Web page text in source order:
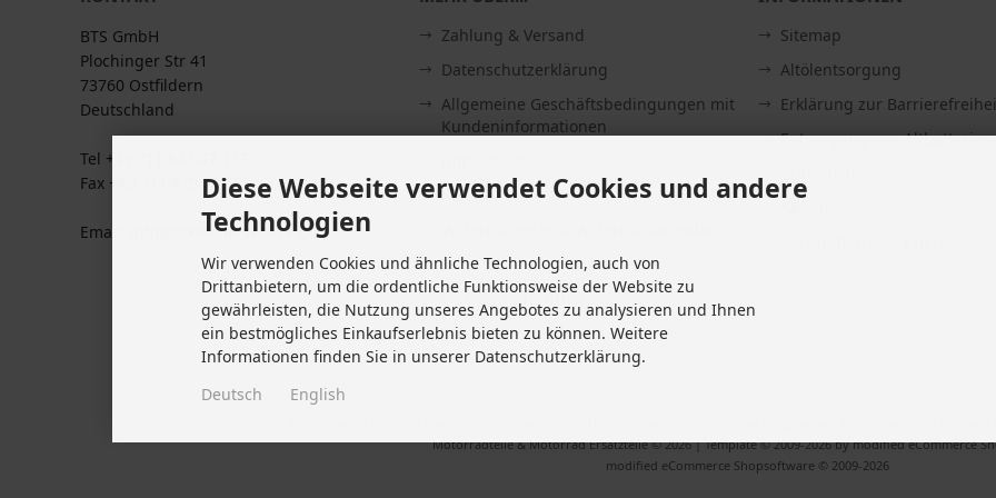
BTS GmbH
Plochinger Str 41
73760 Ostfildern
Deutschland
Tel +49 711 633 47 127
Fax +49 711 470 76 588
Email: info@biketeile-service.de
Zahlung & Versand
Datenschutzerklärung
Allgemeine Geschäftsbedingungen mit
Kundeninformationen
Kontakt
Lieferzeit
Vertrag widerrufen
Cookie Einstellungen
Sitemap
Altölentsorgung
Erklärung zur
Entsorgung von Altbatterien
Motorradteile & Motorrad Ersatzteile © 2026 | Template © 2009-2026 by modified eCommerce
modified eCommerce Shopsoftware © 2009-2026
Diese Webseite verwendet Cookies und andere
Technologien
Wir verwenden Cookies und ähnliche Technologien, auch von
Drittanbietern, um die ordentliche Funktionsweise der Website zu
gewährleisten, die Nutzung unseres Angebotes zu analysieren und Ihnen
ein bestmögliches Einkaufserlebnis bieten zu können. Weitere
Informationen finden Sie in unserer Datenschutzerklärung.
Deutsch English